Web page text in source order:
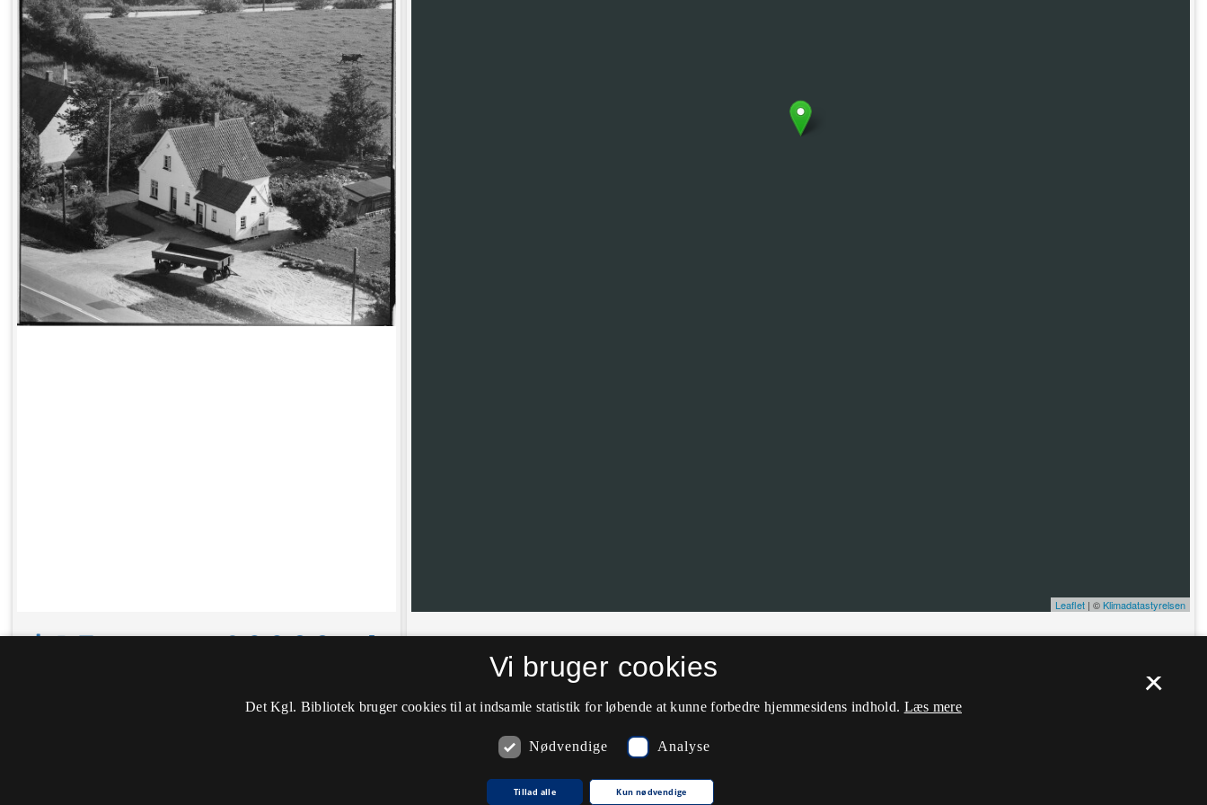
Leaflet| ©Klimadatastyrelsen
Hvis nålen ikke er helt korrekt placeret vil vi meget gerne have din hjælp. Du skal
Kommentarer
×
Vi bruger cookies
Det Kgl. Bibliotek bruger cookies til at indsamle statistik for løbende at kunne forbedre hjemmesidens indhold. Læs mere
Nødvendige Analyse
Tillad alle Kun nødvendige